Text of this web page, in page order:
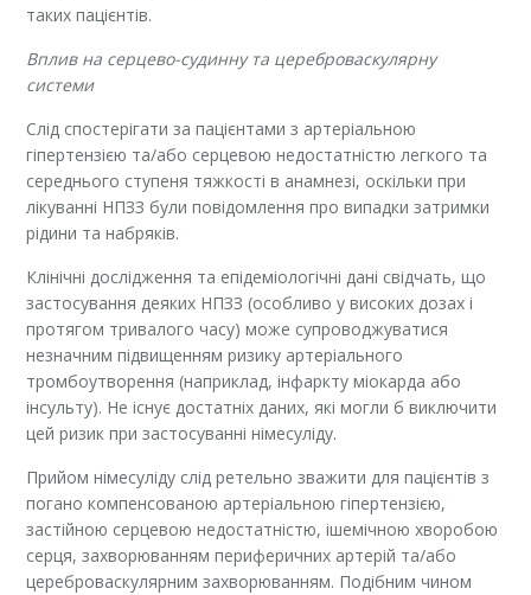
таких пацієнтів.
Вплив на серцево-судинну та цереброваскулярну
системи
Слід спостерігати за пацієнтами з артеріальною
гіпертензією та/або серцевою недостатністю легкого та
середнього ступеня тяжкості в анамнезі, оскільки при
лікуванні НПЗЗ були повідомлення про випадки затримки
рідини та набряків.
Клінічні дослідження та епідеміологічні дані свідчать, що
застосування деяких НПЗЗ (особливо у високих дозах і
протягом тривалого часу) може супроводжуватися
незначним підвищенням ризику артеріального
тромбоутворення (наприклад, інфаркту міокарда або
інсульту). Не існує достатніх даних, які могли б виключити
цей ризик при застосуванні німесуліду.
Прийом німесуліду слід ретельно зважити для пацієнтів з
погано компенсованою артеріальною гіпертензією,
застійною серцевою недостатністю, ішемічною хворобою
серця, захворюванням периферичних артерій та/або
цереброваскулярним захворюванням. Подібним чином